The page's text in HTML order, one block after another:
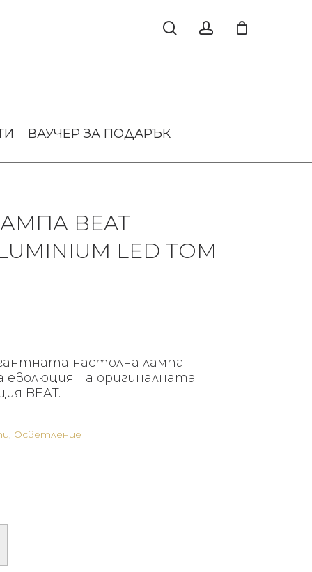
ВАУЧЕР ЗА ПОДАРЪК
BEAT
LED TOM
настолна лампа
еволюция на оригиналната
BEAT.
, Осветление